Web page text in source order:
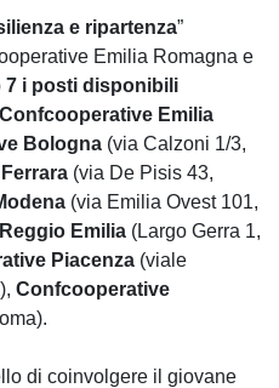
e ripartenza”
Emilia Romagna e
7 i posti disponibili
Confcooperative Emilia
Bologna (via Calzoni 1/3,
(via De Pisis 43,
(via Emilia Ovest 101,
Emilia (Largo Gerra 1,
Piacenza (viale
Confcooperative
di coinvolgere il giovane